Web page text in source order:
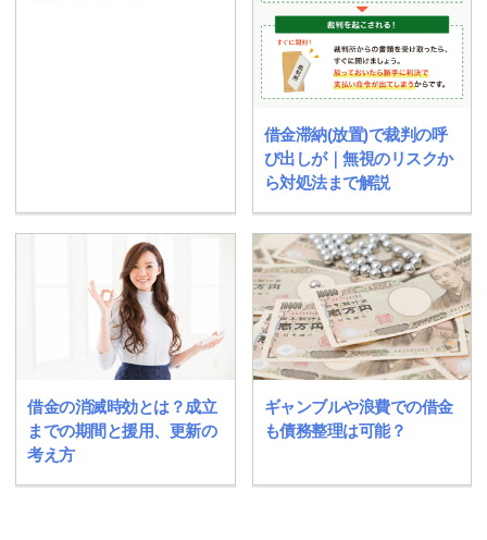
借金滞納(放置)で裁判の呼
び出しが｜無視のリスクか
ら対処法まで解説
借金の消滅時効とは？成立
までの期間と援用、更新の
考え方
ギャンブルや浪費での借金
も債務整理は可能？